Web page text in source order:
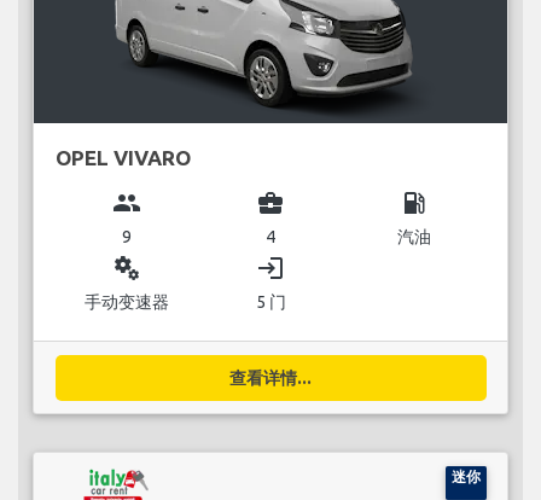
OPEL VIVARO
group
9
business_center
4
local_gas_station
汽油
miscellaneous_services
手动变速器
login
5 门
查看详情...
迷你